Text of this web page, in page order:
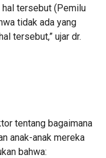
hal tersebut (Pemilu
tidak ada yang
tersebut,” ujar dr.
tentang bagaimana
anak-anak mereka
bahwa: